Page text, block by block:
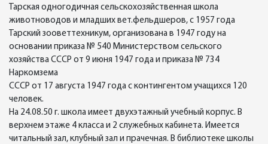
Тарская одногодичная сельскохозяйственная школа
животноводов и младших вет.фельдшеров, с 1957 года
Тарский зооветтехникум, организована в 1947 году на
основании приказа № 540 Министерством сельского
хозяйства СССР от 9 июня 1947 года и приказа № 734
Наркомзема
СССР от 17 августа 1947 года с контингентом учащихся 120
человек.
На 24.08.50 г. школа имеет двухэтажный учебный корпус. В
верхнем этаже 4 класса и 2 служебных кабинета. Имеется
читальный зал, клубный зал и прачечная. В библиотеке школы